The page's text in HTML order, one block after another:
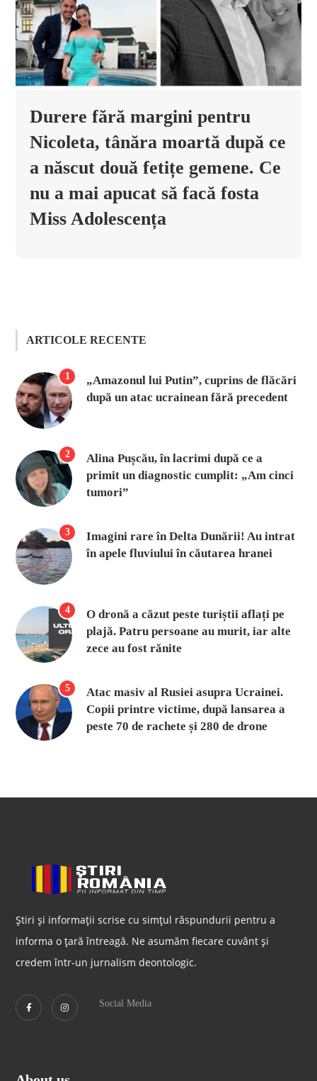
Durere fără margini pentru
Nicoleta, tânăra moartă după ce
a născut două fetițe gemene. Ce
nu a mai apucat să facă fosta
Miss Adolescența
ARTICOLE RECENTE
1
„Amazonul lui Putin”, cuprins de flăcări
după un atac ucrainean fără precedent
2
Alina Pușcău, în lacrimi după ce a
primit un diagnostic cumplit: „Am cinci
tumori”
3
Imagini rare în Delta Dunării! Au intrat
în apele fluviului în căutarea hranei
4
O dronă a căzut peste turiștii aflați pe
plajă. Patru persoane au murit, iar alte
zece au fost rănite
5
Atac masiv al Rusiei asupra Ucrainei.
Copii printre victime, după lansarea a
peste 70 de rachete și 280 de drone
Știri și informații scrise cu simțul răspundurii pentru a
informa o țară întreagă. Ne asumăm fiecare cuvânt și
credem într-un jurnalism deontologic.
Social Media